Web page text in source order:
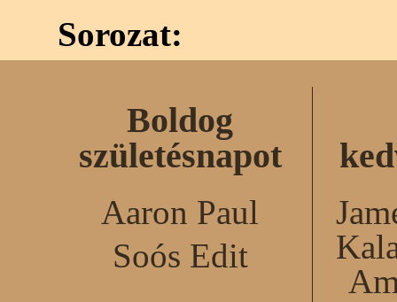
Sorozat:
Boldog
születésnapot
Aaron Paul
Soós Edit